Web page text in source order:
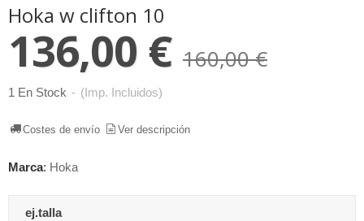
Hoka w clifton 10
136,00 € 160,00 €
1 En Stock - (Imp. Incluidos)
Costes de envío Ver descripción
Marca: Hoka
ej.talla